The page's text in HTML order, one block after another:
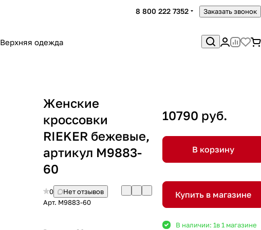
8 800 222 7352 Заказать звонок
Верхняя одежда
Женские
кроссовки
RIEKER бежевые,
артикул M9883-
60
0
Нет отзывов
Арт. M9883-60
10790 руб.
В корзину
Купить в магазине
В наличии: 1в 1 магазине